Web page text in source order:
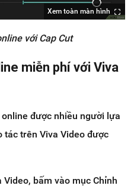
Xem toàn màn hình
với Cap Cut
miễn phí với Viva
được nhiều người lựa
tác trên Viva Video được
Video, bấm vào mục Chỉnh